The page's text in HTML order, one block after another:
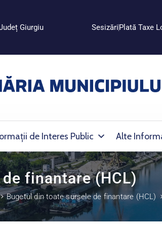
Giurgiu SesizăriPlată Taxe
de Interes Public Alte
finantare (HCL)
Bugetul din toate sursele de finantare (HCL)